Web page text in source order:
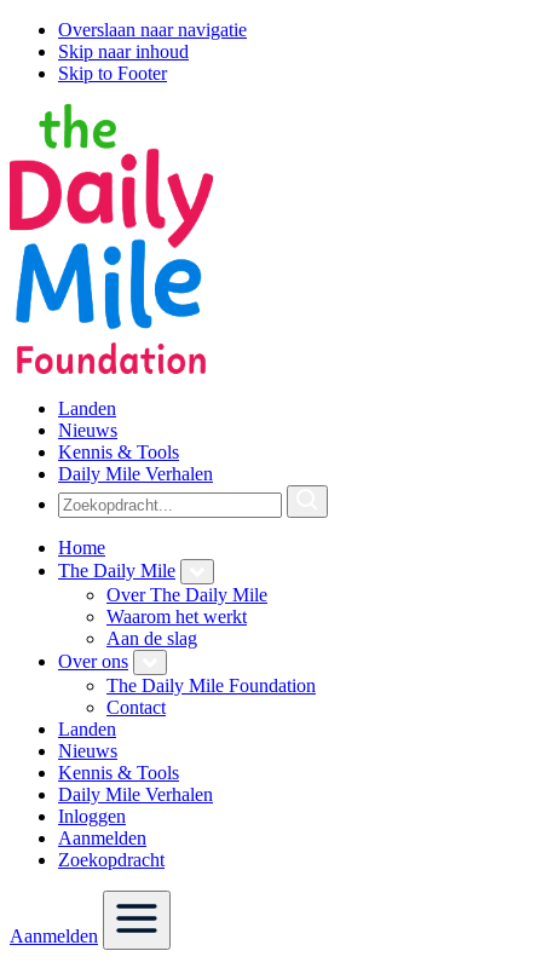
Overslaan naar navigatie
Skip naar inhoud
Skip to Footer
Landen
Nieuws
Kennis & Tools
Daily Mile Verhalen
Home
The Daily Mile
Over The Daily Mile
Waarom het werkt
Aan de slag
Over ons
The Daily Mile Foundation
Contact
Landen
Nieuws
Kennis & Tools
Daily Mile Verhalen
Inloggen
Aanmelden
Zoekopdracht
Aanmelden